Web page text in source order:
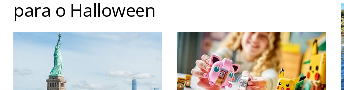
para o Halloween
Novas casas assombradas estreiam em 11 de setembro nos três parques